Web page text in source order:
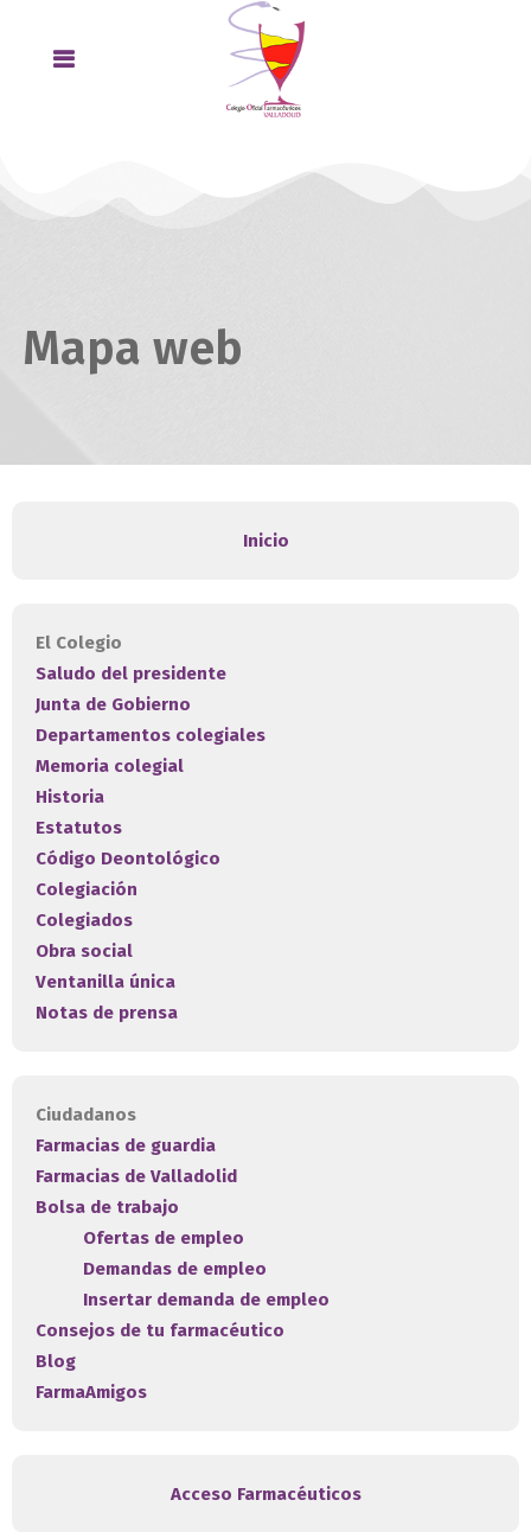
Mapa web
Inicio
El Colegio
Saludo del presidente
Junta de Gobierno
Departamentos colegiales
Memoria colegial
Historia
Estatutos
Código Deontológico
Colegiación
Colegiados
Obra social
Ventanilla única
Notas de prensa
Ciudadanos
Farmacias de guardia
Farmacias de Valladolid
Bolsa de trabajo
Ofertas de empleo
Demandas de empleo
Insertar demanda de empleo
Consejos de tu farmacéutico
Blog
FarmaAmigos
Acceso Farmacéuticos